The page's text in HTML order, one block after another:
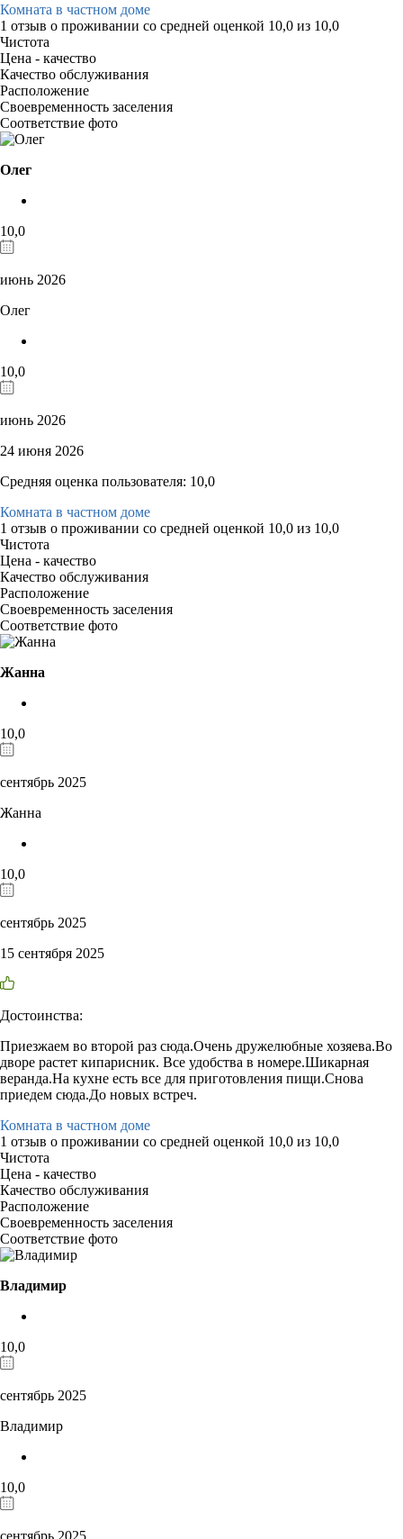
Комната в частном доме
1 отзыв о проживании со средней оценкой 10,0 из 10,0
Чистота
Цена - качество
Качество обслуживания
Расположение
Своевременность заселения
Соответствие фото
Олег
10,0
июнь 2026
Олег
10,0
июнь 2026
24 июня 2026
Средняя оценка пользователя: 10,0
Комната в частном доме
1 отзыв о проживании со средней оценкой 10,0 из 10,0
Чистота
Цена - качество
Качество обслуживания
Расположение
Своевременность заселения
Соответствие фото
Жанна
10,0
сентябрь 2025
Жанна
10,0
сентябрь 2025
15 сентября 2025
Достоинства:
Приезжаем во второй раз сюда.Очень дружелюбные хозяева.Во
дворе растет кипарисник. Все удобства в номере.Шикарная
веранда.На кухне есть все для приготовления пищи.Снова
приедем сюда.До новых встреч.
Комната в частном доме
1 отзыв о проживании со средней оценкой 10,0 из 10,0
Чистота
Цена - качество
Качество обслуживания
Расположение
Своевременность заселения
Соответствие фото
Владимир
10,0
сентябрь 2025
Владимир
10,0
сентябрь 2025